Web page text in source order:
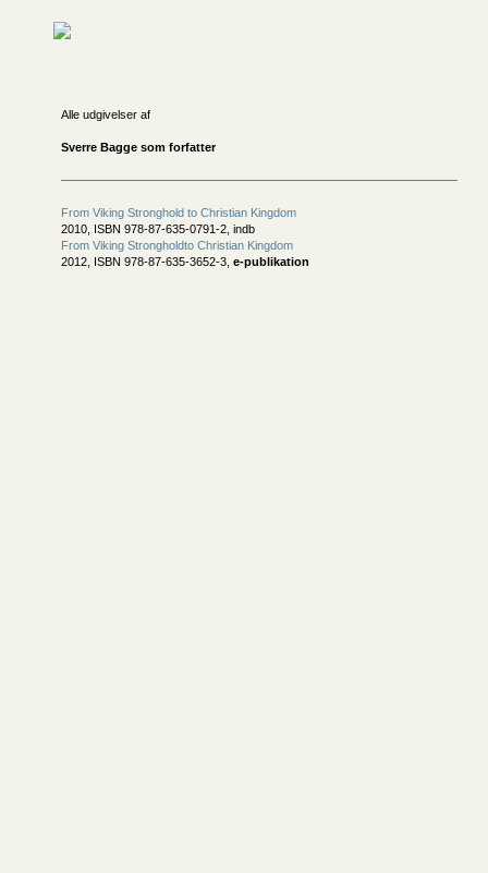
Alle udgivelser af
Sverre Bagge som forfatter
From Viking Stronghold to Christian Kingdom
2010, ISBN 978-87-635-0791-2, indb
From Viking Strongholdto Christian Kingdom
2012, ISBN 978-87-635-3652-3, e-publikation